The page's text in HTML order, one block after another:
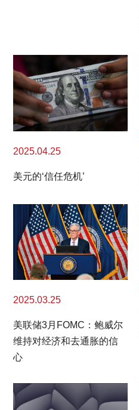
2025.04.25
美元的‘信任危机’
2025.03.25
美联储3月FOMC：鲍威尔
维持对经济和去通胀的信
心